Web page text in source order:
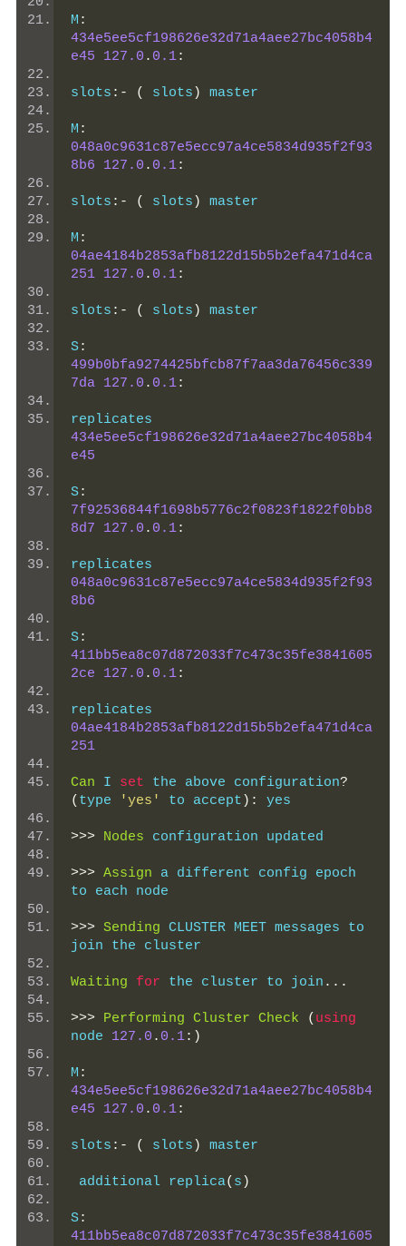
M :
434e5ee5cf198626e32d71a4aee27bc4058b4
e45
127.0 . 0.1:
slots :- ( slots ) master
M :
048a0c9631c87e5ecc97a4ce5834d935f2f93
8b6
127.0 . 0.1:
slots :- ( slots ) master
M :
04ae4184b2853afb8122d15b5b2efa471d4ca
251 127.0 . 0.1:
slots :- ( slots ) master
S:
499b0bfa9274425bfcb87f7aa3da76456c339
7da 127.0 . 0.1:
434e5ee5cf198626e32d71a4aee27bc4058b4
e45
S:
7f92536844f1698b5776c2f0823f1822f0bb8
8d7
127.0 . 0.1:
048a0c9631c87e5ecc97a4ce5834d935f2f93
8b6
S:
411bb5ea8c07d872033f7c473c35fe3841605
2ce
127.0 . 0.1:
04ae4184b2853afb8122d15b5b2efa471d4ca
251
Can I set the above configuration?
( type 'yes' to accept ): yes
>>> Nodes configuration updated
>>> Assign a different config epoch
to each node
>>> Sending CLUSTER MEET messages to
join the cluster
Waiting for the cluster to join ...
>>> Performing Cluster Check ( using
node 127.0 . 0.1:)
M :
434e5ee5cf198626e32d71a4aee27bc4058b4
e45
127.0 . 0.1:
slots :- ( slots ) master
additional replica( s )
S:
411bb5ea8c07d872033f7c473c35fe3841605